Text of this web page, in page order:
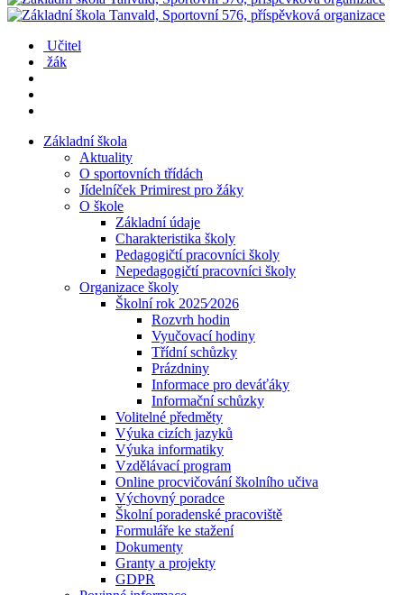
Učitel
žák
Základní škola
Aktuality
O sportovních třídách
Jídelníček Primirest pro žáky
O škole
Základní údaje
Charakteristika školy
Pedagogičtí pracovníci školy
Nepedagogičtí pracovníci školy
Organizace školy
Školní rok 2025⁄2026
Rozvrh hodin
Vyučovací hodiny
Třídní schůzky
Prázdniny
Informace pro deváťáky
Informační schůzky
Volitelné předměty
Výuka cizích jazyků
Výuka informatiky
Vzdělávací program
Online procvičování školního učiva
Výchovný poradce
Školní poradenské pracoviště
Formuláře ke stažení
Dokumenty
Granty a projekty
GDPR